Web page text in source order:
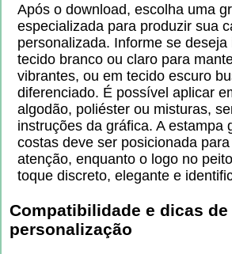
Após o download, escolha uma
especializada para produzir sua
personalizada. Informe se deseja
tecido branco ou claro para
vibrantes, ou em tecido escuro
diferenciado. É possível aplicar
algodão, poliéster ou misturas,
instruções da gráfica. A estampa
costas deve ser posicionada
atenção, enquanto o logo no
toque discreto, elegante e
Compatibilidade e dicas de
personalização